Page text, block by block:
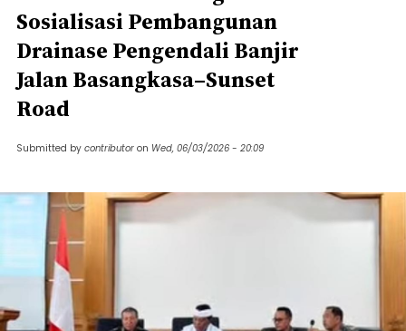
Sosialisasi Pembangunan
Drainase Pengendali Banjir
Jalan Basangkasa–Sunset
Road
Submitted by contributor on Wed, 06/03/2026 - 20:09